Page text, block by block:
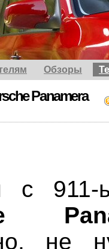
Обзоры
Panamera
с
не